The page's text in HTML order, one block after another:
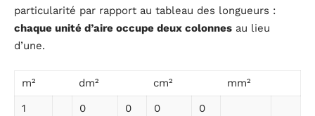
particularité par rapport au tableau des longueurs :
chaque unité d’aire occupe deux colonnes au lieu
d’une.
m² dm² cm²
mm²
1
0 0 0
0